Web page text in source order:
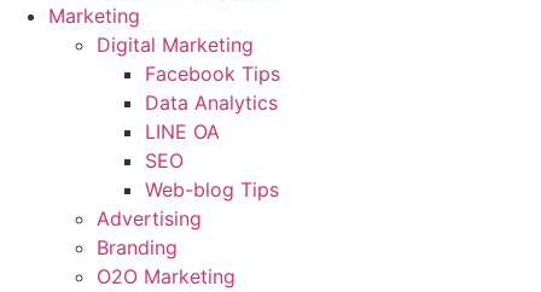
Marketing
Digital Marketing
Facebook Tips
Data Analytics
LINE OA
SEO
Web-blog Tips
Advertising
Branding
O2O Marketing